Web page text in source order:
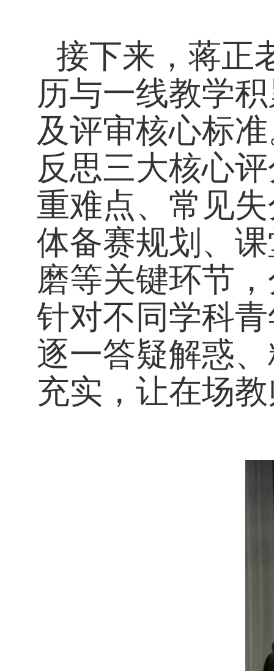
接下来，蒋正
历与一线教学
及评审核心标
反思三大核心
重难点、常见
体备赛规划、
磨等关键环节
针对不同学科
逐一答疑解惑
充实，让在场